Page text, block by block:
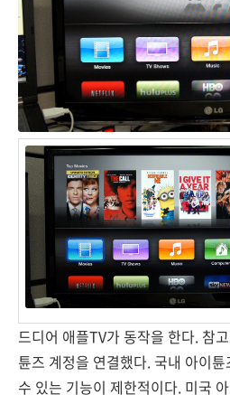
드디어 애플TV가 동작을 한다. 참
튠즈 계정을 연결했다. 국내 아이
수 있는 기능이 제한적이다. 미국